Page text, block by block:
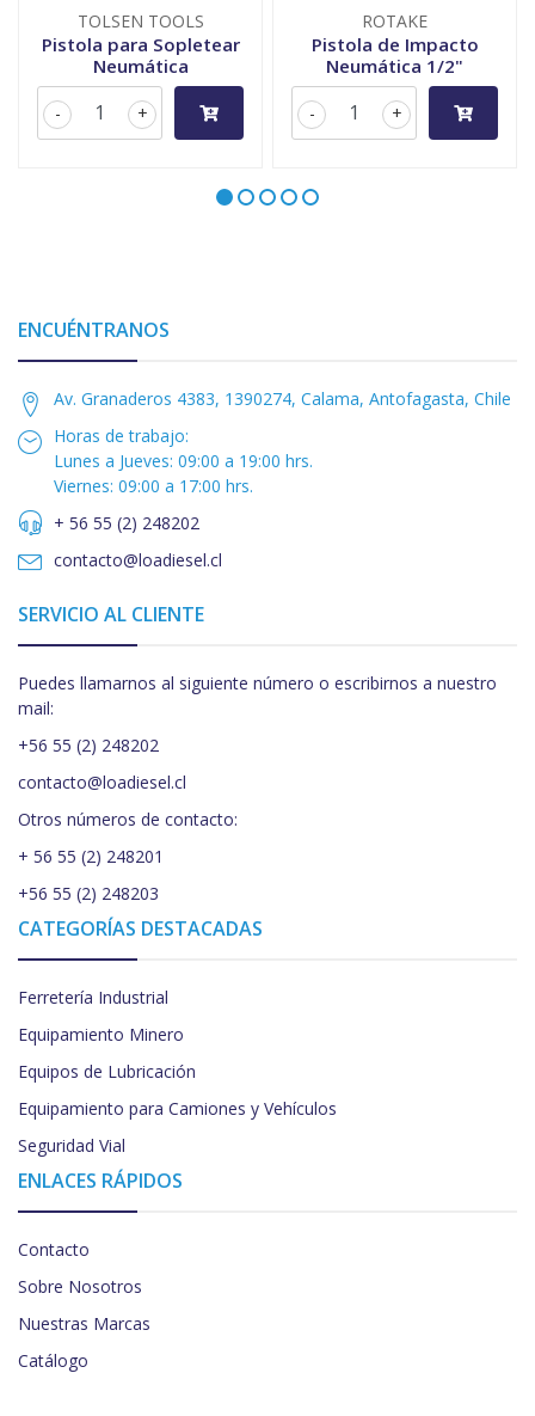
TOLSEN TOOLS
Pistola para Sopletear
Neumática
+
-
ROTAKE
Pistola de Impacto
Neumática 1/2"
+
-
ENCUÉNTRANOS
Av. Granaderos 4383, 1390274, Calama, Antofagasta, Chile
Horas de trabajo:
Lunes a Jueves: 09:00 a 19:00 hrs.
Viernes: 09:00 a 17:00 hrs.
+ 56 55 (2) 248202
contacto@loadiesel.cl
SERVICIO AL CLIENTE
Puedes llamarnos al siguiente número o escribirnos a nuestro
mail:
+56 55 (2) 248202
contacto@loadiesel.cl
Otros números de contacto:
+ 56 55 (2) 248201
+56 55 (2) 248203
CATEGORÍAS DESTACADAS
Ferretería Industrial
Equipamiento Minero
Equipos de Lubricación
Equipamiento para Camiones y Vehículos
Seguridad Vial
ENLACES RÁPIDOS
Contacto
Sobre Nosotros
Nuestras Marcas
Catálogo